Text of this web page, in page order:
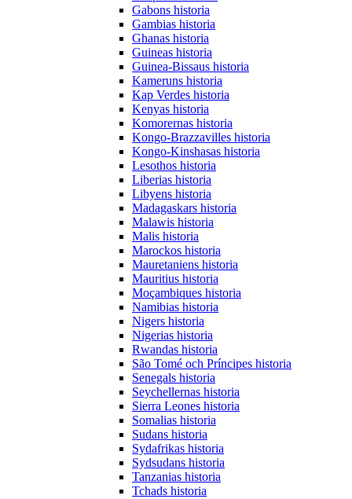
Gabons historia
Gambias historia
Ghanas historia
Guineas historia
Guinea-Bissaus historia
Kameruns historia
Kap Verdes historia
Kenyas historia
Komorernas historia
Kongo-Brazzavilles historia
Kongo-Kinshasas historia
Lesothos historia
Liberias historia
Libyens historia
Madagaskars historia
Malawis historia
Malis historia
Marockos historia
Mauretaniens historia
Mauritius historia
Moçambiques historia
Namibias historia
Nigers historia
Nigerias historia
Rwandas historia
São Tomé och Príncipes historia
Senegals historia
Seychellernas historia
Sierra Leones historia
Somalias historia
Sudans historia
Sydafrikas historia
Sydsudans historia
Tanzanias historia
Tchads historia